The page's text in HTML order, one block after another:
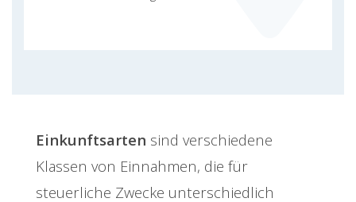
Einkunftsarten sind verschiedene
Klassen von Einnahmen, die für
steuerliche Zwecke unterschiedlich